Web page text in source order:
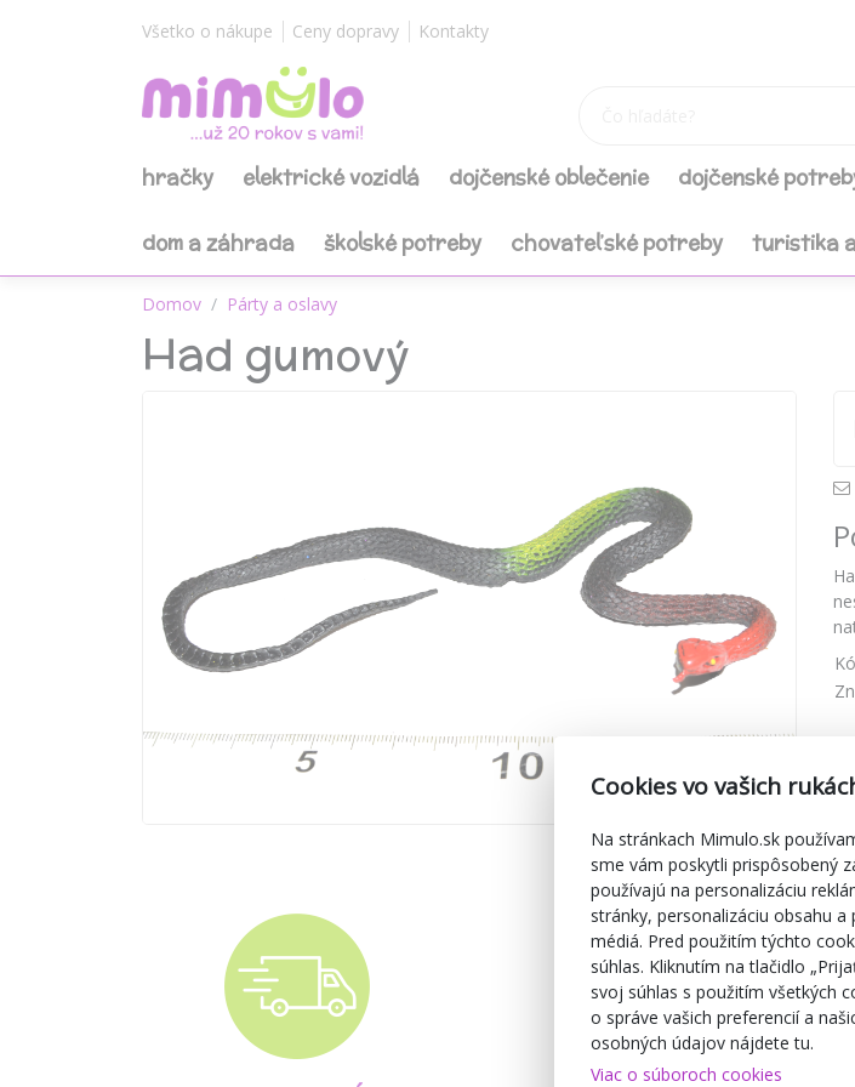
Všetko o nákupe Ceny dopravy Kontakty
hračky elektrické vozidlá dojčenské oblečenie dojčenské
dom a záhrada školské potreby chovateľské potreby turistika
Domov Párty a oslavy
Had gumový
Cookies vo vašich
Na stránkach Mimulo.sk
sme vám poskytli prispôsobený
používajú na personalizáciu
stránky, personalizáciu obsahu a
médiá. Pred použitím týchto
súhlas. Kliknutím na tlačidlo
svoj súhlas s použitím všetkých
o správe vašich preferencií a
osobných údajov nájdete tu.
Viac o súboroch cookies